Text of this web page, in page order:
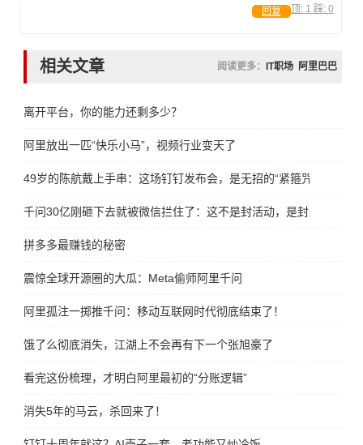
顶: 1 踩: 0
回复
相关文章 阅读更多： IT职场 阿里巴巴
离开平台，你的能力还剩多少？
阿里放出一匹“快乐小马”，视频行业变天了
49岁的陈航戴上手串：这场钉钉发布会，是无招的“紧箍咒”
千问30亿刚砸下去就被微信拦住了：这不是封活动，是封未来
拼多多最赚钱的秘密
震惊全球开源圈的大瓜：Meta偷师阿里千问
阿里孤注一掷推千问：移动互联网时代彻底结束了！
饿了么彻底消失，江湖上不会再有下一个张旭豪了
看完这份梳理，才明白阿里最初的“分账逻辑”
消失5年的马云，杀回来了！